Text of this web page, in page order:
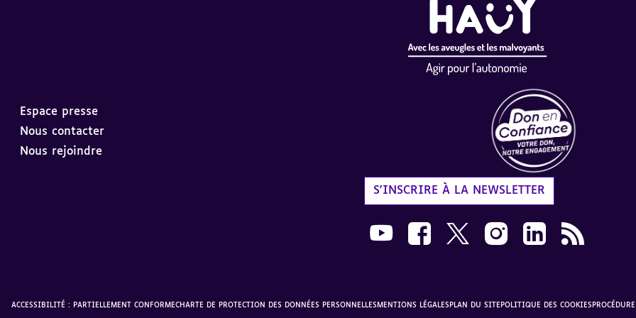
Espace presse
Nous contacter
Nous rejoindre
S'INSCRIRE À LA NEWSLETTER
Nous suivre sur Youtube AVH dans une nouvelle
Nous suivre sur Facebook AVH dans une
Nous suivre sur X AVH dans une
Nous suivre sur Instagram
Nous suivre sur
Flux RSS
ACCESSIBILITÉ : PARTIELLEMENT CONFORMECHARTE DE PROTECTION DES DONNÉES PERSONNELLESMENTIONS LÉGALES PLAN DU SITE POLITIQUE DES COOKIES